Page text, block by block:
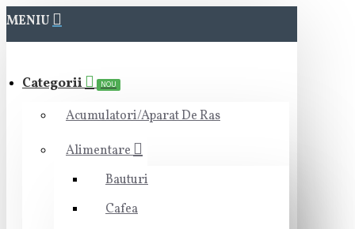
MENIU
Categorii NOU
Acumulatori/Aparat De Ras
Alimentare
Bauturi
Cafea